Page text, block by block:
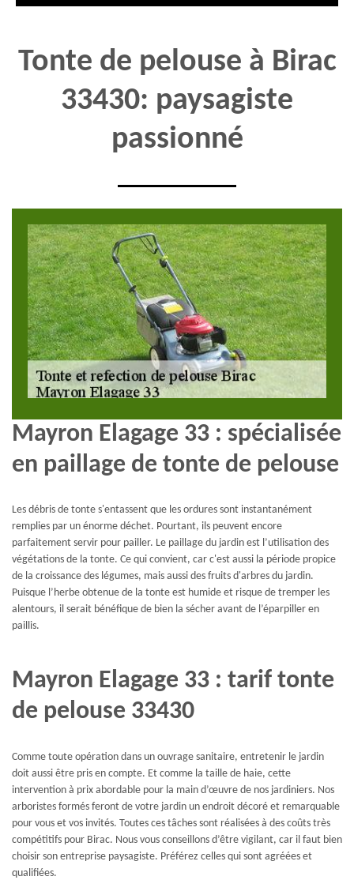
Tonte de pelouse à Birac
33430: paysagiste
passionné
Mayron Elagage 33 : spécialisée
en paillage de tonte de pelouse
Les débris de tonte s'entassent que les ordures sont instantanément
remplies par un énorme déchet. Pourtant, ils peuvent encore
parfaitement servir pour pailler. Le paillage du jardin est l’utilisation des
végétations de la tonte. Ce qui convient, car c'est aussi la période propice
de la croissance des légumes, mais aussi des fruits d'arbres du jardin.
Puisque l’herbe obtenue de la tonte est humide et risque de tremper les
alentours, il serait bénéfique de bien la sécher avant de l’éparpiller en
paillis.
Mayron Elagage 33 : tarif tonte
de pelouse 33430
Comme toute opération dans un ouvrage sanitaire, entretenir le jardin
doit aussi être pris en compte. Et comme la taille de haie, cette
intervention à prix abordable pour la main d’œuvre de nos jardiniers. Nos
arboristes formés feront de votre jardin un endroit décoré et remarquable
pour vous et vos invités. Toutes ces tâches sont réalisées à des coûts très
compétitifs pour Birac. Nous vous conseillons d’être vigilant, car il faut bien
choisir son entreprise paysagiste. Préférez celles qui sont agréées et
qualifiées.